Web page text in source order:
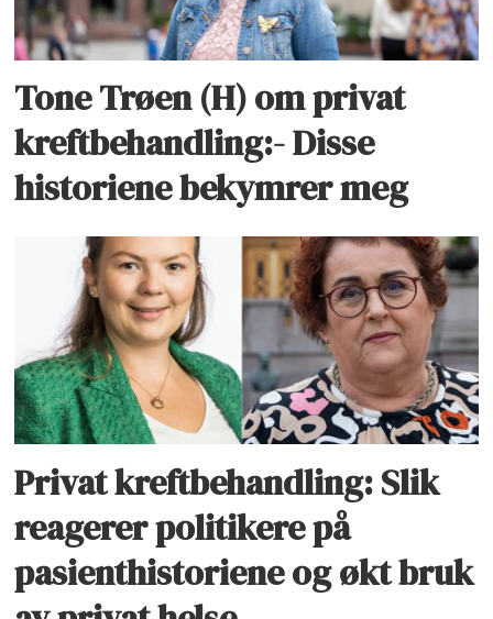
Tone Trøen (H) om privat
kreftbehandling:- Disse
historiene bekymrer meg
Privat kreftbehandling: Slik
reagerer politikere på
pasienthistoriene og økt bruk